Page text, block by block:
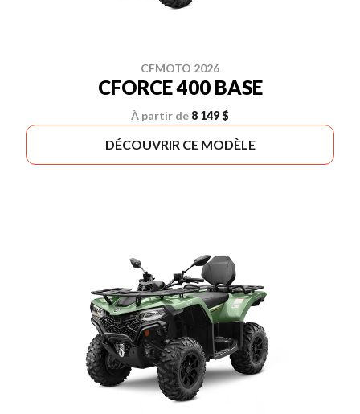
CFMOTO 2026
CFORCE 400 BASE
À partir de 8 149 $
DÉCOUVRIR CE MODÈLE